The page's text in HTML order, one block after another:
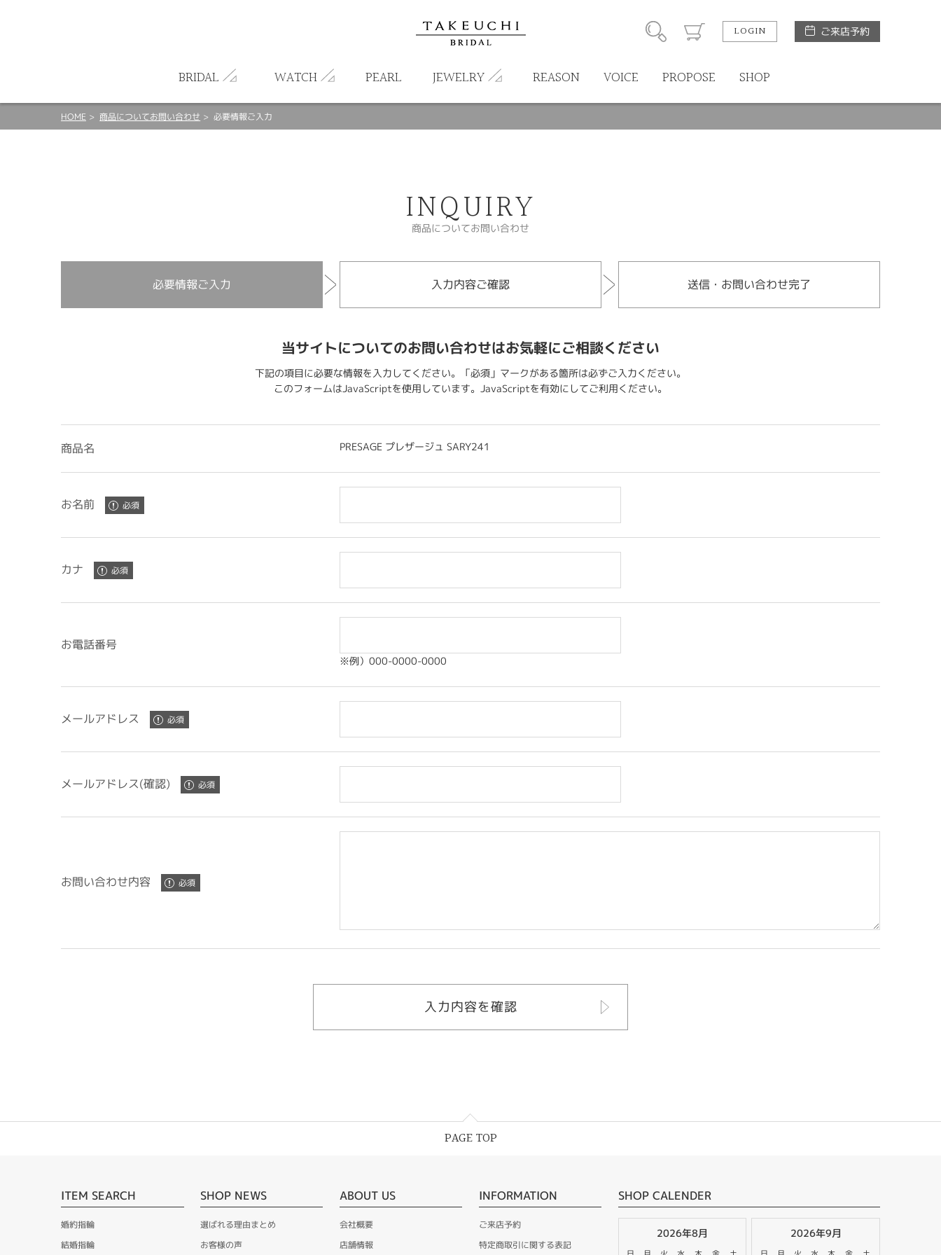
LOGIN ご来店予約
BRIDAL WATCH PEARL JEWELRY REASON VOICE PROPOSE SHOP
HOME 商品についてお問い合わせ 必要情報ご入力
INQUIRY
商品についてお問い合わせ
必要情報ご入力 入力内容ご確認 送信・お問い合わせ完了
当サイトについてのお問い合わせはお気軽にご相談ください
下記の項目に必要な情報を入力してください。「必須」マークがある箇所は必ずご入力ください。
このフォームはJavaScriptを使用しています。JavaScriptを有効にしてご利用ください。
商品名 PRESAGE プレザージュ SARY241
お名前
カナ
お電話番号
※例）000-0000-0000
メールアドレス
メールアドレス(確認)
お問い合わせ内容
PAGE TOP
ITEM SEARCH
婚約指輪
結婚指輪
SHOP NEWS
選ばれる理由まとめ
お客様の声
ABOUT US
会社概要
店舗情報
INFORMATION
ご来店予約
特定商取引に関する表記
SHOP CALENDER
2026年8月 2026年9月